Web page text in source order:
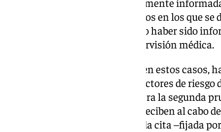
procedimientos pero, en los casos en los que
benignas las mujeres pueden no haber sido
procedimiento clínico con supervisión médica.
La consejera ha explicado que, en estos
imágenes y, en función de los factores de
tiempo que ha de transcurrir para la segunda
ajenas a estas circunstancias, reciben al cabo
que no esperan para esa segunda cita –fijada